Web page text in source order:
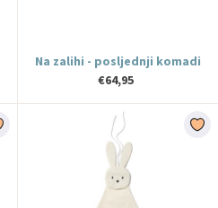
Na zalihi - posljednji komadi
€64,95